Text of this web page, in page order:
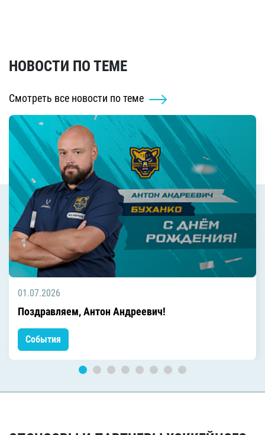
НОВОСТИ ПО ТЕМЕ
Смотреть все новости по теме
01.07.2026
Поздравляем, Антон Андреевич!
События